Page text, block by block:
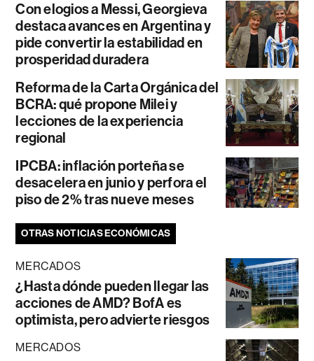
Con elogios a Messi, Georgieva
destaca avances en Argentina y
pide convertir la estabilidad en
prosperidad duradera
Reforma de la Carta Orgánica del
BCRA: qué propone Milei y
lecciones de la experiencia
regional
IPCBA: inflación porteña se
desacelera en junio y perfora el
piso de 2% tras nueve meses
OTRAS NOTICIAS ECONÓMICAS
MERCADOS
¿Hasta dónde pueden llegar las
acciones de AMD? BofA es
optimista, pero advierte riesgos
MERCADOS